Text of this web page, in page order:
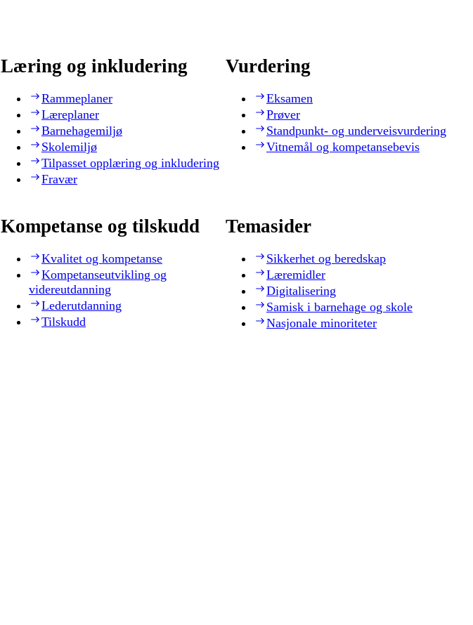
Læring og inkludering
Rammeplaner
Læreplaner
Barnehagemiljø
Skolemiljø
Tilpasset opplæring og inkludering
Fravær
Vurdering
Eksamen
Prøver
Standpunkt- og underveisvurdering
Vitnemål og kompetansebevis
Kompetanse og tilskudd
Kvalitet og kompetanse
Kompetanseutvikling og
videreutdanning
Lederutdanning
Tilskudd
Temasider
Sikkerhet og beredskap
Læremidler
Digitalisering
Samisk i barnehage og skole
Nasjonale minoriteter